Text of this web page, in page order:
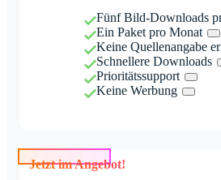
Fünf Bild-Downloads
Ein Paket pro Monat
Keine Quellenangabe
Schnellere Downloads
Prioritätssupport
Keine Werbung
Jetzt im Angebot!